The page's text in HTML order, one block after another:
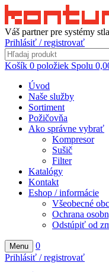
Váš partner pre systémy
Prihlásiť / registrovať
Košík 0 položiek Spolu
Úvod
Naše služby
Sortiment
Požičovňa
Ako správne vybrať
Kompresor
Sušič
Filter
Katalógy
Kontakt
Eshop / informácie
Všeobecné
Ochrana
Odstúpiť od
Menu
0
Prihlásiť / registrovať